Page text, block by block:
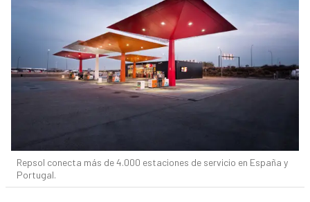
Repsol conecta más de 4.000 estaciones de servicio en España y
Portugal.